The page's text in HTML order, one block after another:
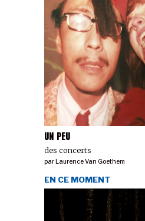
UN PEU
des concerts
parLaurence Van Goethem
EN CE MOMENT